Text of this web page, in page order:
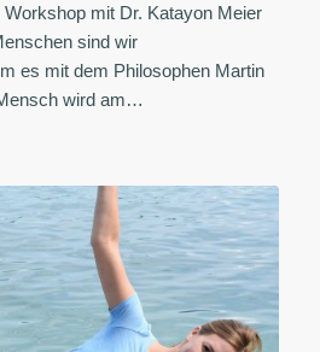
mit Dr. Katayon Meier
sind wir
es mit dem Philosophen Martin
wird am…